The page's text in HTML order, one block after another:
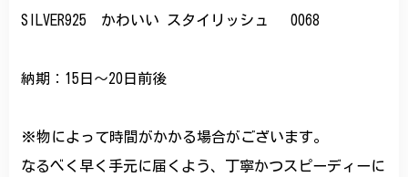
SILVER925 かわいい スタイリッシュ 0068
納期：15日〜20日前後
※物によって時間がかかる場合がございます。
なるべく早く手元に届くよう、丁寧かつスピーディーに